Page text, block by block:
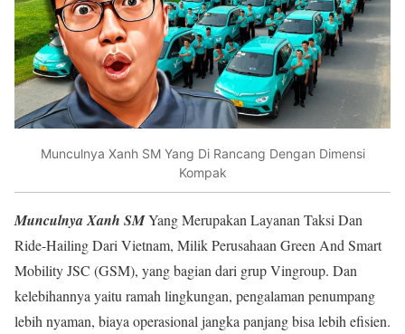
Munculnya Xanh SM Yang Di Rancang Dengan Dimensi
Kompak
Munculnya Xanh SMYang Merupakan Layanan Taksi Dan
Ride-Hailing Dari Vietnam, Milik Perusahaan Green And Smart
Mobility JSC (GSM), yang bagian dari grup Vingroup. Dan
kelebihannya yaitu ramah lingkungan, pengalaman penumpang
lebih nyaman, biaya operasional jangka panjang bisa lebih efisien.